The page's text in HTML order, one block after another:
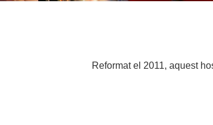
Reformat el 2011, aquest